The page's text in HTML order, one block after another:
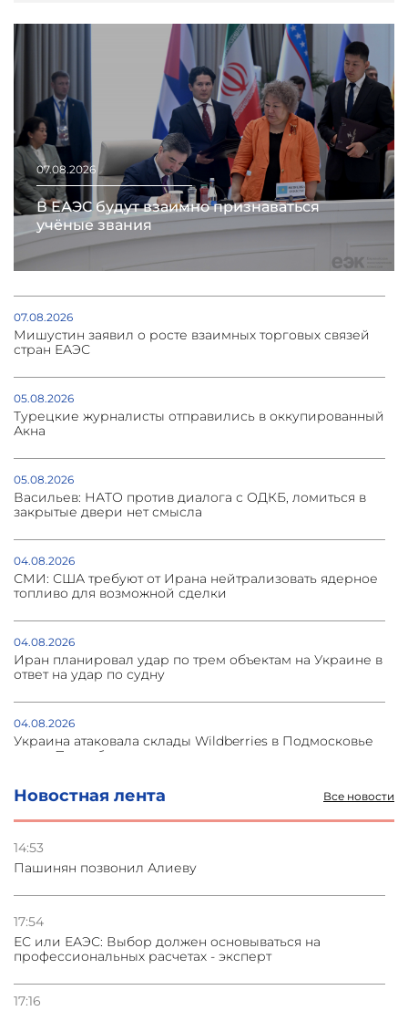
Новостная лента Все новости
14:53
Пашинян позвонил Алиеву
17:54
ЕС или ЕАЭС: Выбор должен основываться на
профессиональных расчетах - эксперт
17:16
07.08.2026
В ЕАЭС будут взаимно признаваться
учёные звания
07.08.2026
Мишустин заявил о росте взаимных торговых связей
стран ЕАЭС
05.08.2026
Турецкие журналисты отправились в оккупированный
Акна
05.08.2026
Васильев: НАТО против диалога с ОДКБ, ломиться в
закрытые двери нет смысла
04.08.2026
СМИ: США требуют от Ирана нейтрализовать ядерное
топливо для возможной сделки
04.08.2026
Иран планировал удар по трем объектам на Украине в
ответ на удар по судну
04.08.2026
Украина атаковала склады Wildberries в Подмосковье
и под Петербургом
03.08.2026
Стратегия безопасности ОДКБ допускает применение
Азербайджане
31.07.2026
Сотрудничество и очереди – детали визита главы
погрануправления СНБ Армении в Тбилиси